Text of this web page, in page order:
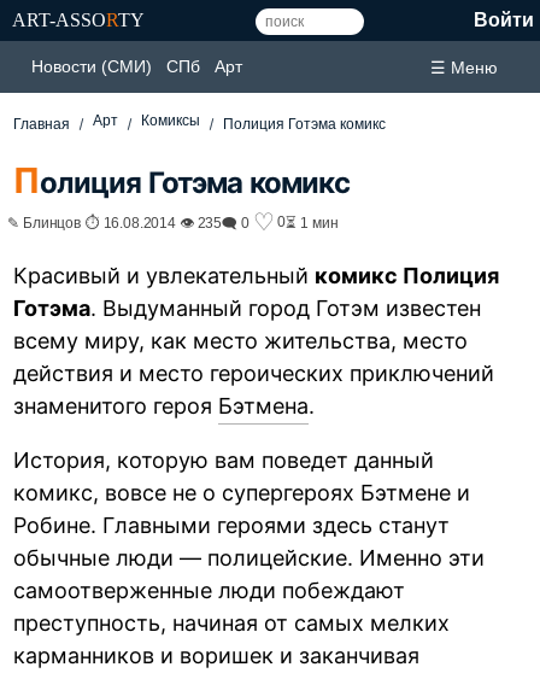
ART-ASSORTY Войти
Новости (СМИ) СПб Арт ☰ Меню
Главная Арт Комиксы Полиция Готэма комикс
Полиция Готэма комикс
✎ Блинцов ⏱ 16.08.2014 👁 235🗨 0 ♡ 0⏳ 1 мин
Красивый и увлекательный комикс Полиция
Готэма. Выдуманный город Готэм известен
всему миру, как место жительства, место
действия и место героических приключений
знаменитого героя Бэтмена.
История, которую вам поведет данный
комикс, вовсе не о супергероях Бэтмене и
Робине. Главными героями здесь станут
обычные люди — полицейские. Именно эти
самоотверженные люди побеждают
преступность, начиная от самых мелких
карманников и воришек и заканчивая